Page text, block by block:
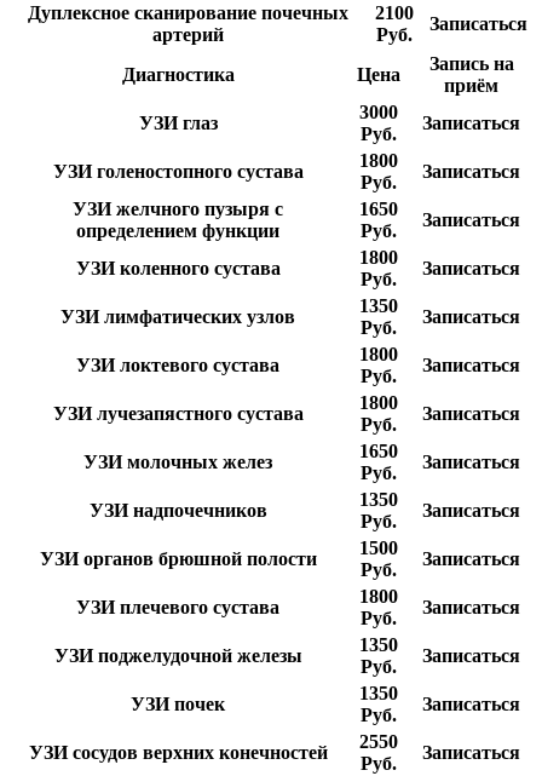
Дуплексное сканирование почечных
артерий
2100
Руб.
Записаться
Диагностика Цена
Запись на
приём
УЗИ глаз
3000
Руб.
Записаться
УЗИ голеностопного сустава
1800
Руб.
Записаться
УЗИ желчного пузыря с
определением функции
1650
Руб.
Записаться
УЗИ коленного сустава
1800
Руб.
Записаться
УЗИ лимфатических узлов
1350
Руб.
Записаться
УЗИ локтевого сустава
1800
Руб.
Записаться
УЗИ лучезапястного сустава
1800
Руб.
Записаться
УЗИ молочных желез
1650
Руб.
Записаться
УЗИ надпочечников
1350
Руб.
Записаться
УЗИ органов брюшной полости
1500
Руб.
Записаться
УЗИ плечевого сустава
1800
Руб.
Записаться
УЗИ поджелудочной железы
1350
Руб.
Записаться
УЗИ почек
1350
Руб.
Записаться
УЗИ сосудов верхних конечностей
2550
Руб.
Записаться